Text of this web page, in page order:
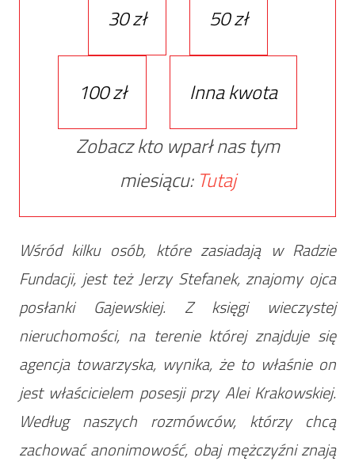
30 zł 50 zł
100 zł
Inna kwota
Zobacz kto wparł nas tym
miesiącu: Tutaj
Wśród kilku osób, które zasiadają w Radzie
Fundacji, jest też Jerzy Stefanek, znajomy ojca
posłanki Gajewskiej. Z księgi wieczystej
nieruchomości, na terenie której znajduje się
agencja towarzyska, wynika, że to właśnie on
jest właścicielem posesji przy Alei Krakowskiej.
Według naszych rozmówców, którzy chcą
zachować anonimowość, obaj mężczyźni znają